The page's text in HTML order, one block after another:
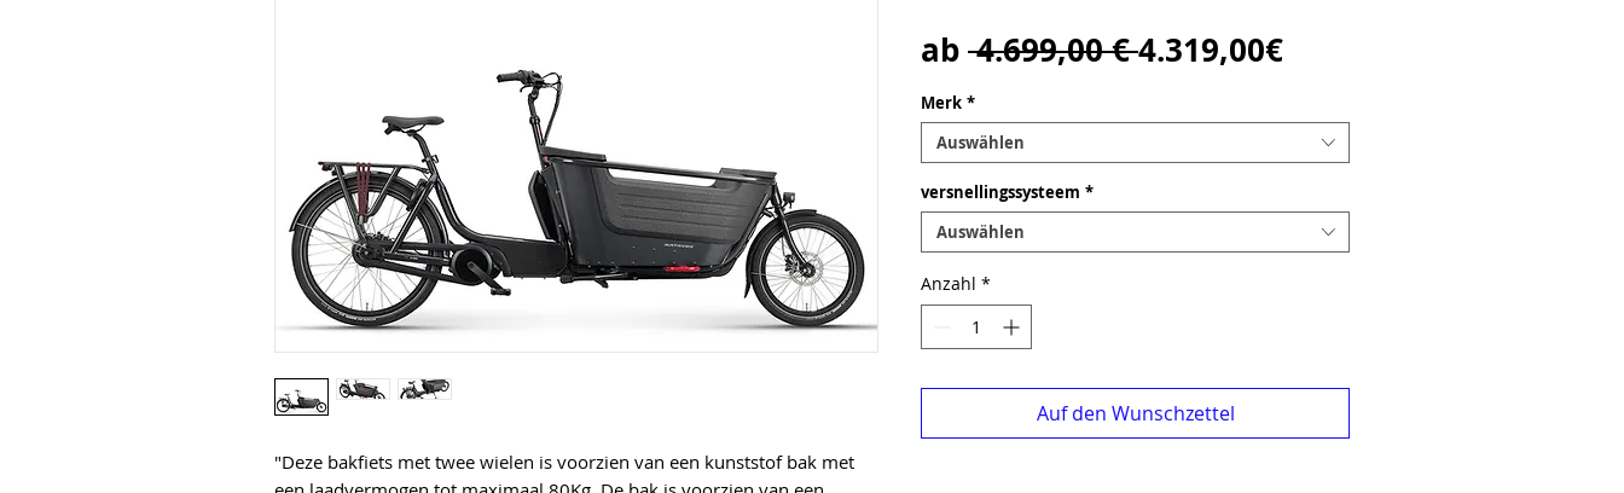
"Deze bakfiets met twee wielen is voorzien van een kunststof bak met
ab 4.699,00 € Standardpreis
4.319,00€Sale-
Merk *
Auswählen
versnellingssysteem *
Auswählen
Anzahl *
Auf den Wunschzettel